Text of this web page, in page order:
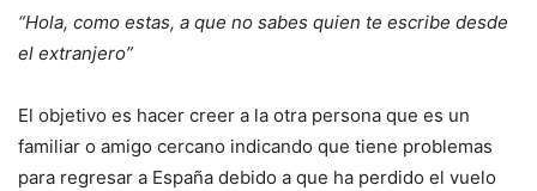
“Hola, como estas, a que no sabes quien te escribe desde
el extranjero”
El objetivo es hacer creer a la otra persona que es un
familiar o amigo cercano indicando que tiene problemas
para regresar a España debido a que ha perdido el vuelo